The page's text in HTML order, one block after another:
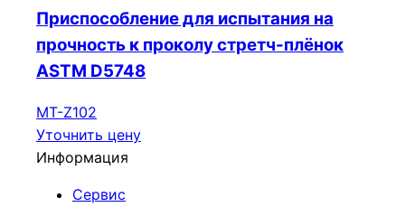
Приспособление для испытания на
прочность к проколу стретч-плёнок
ASTM D5748
МТ-Z102
Уточнить цену
Информация
Сервис